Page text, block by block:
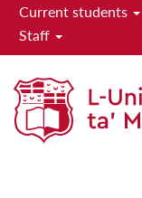
Current students
Staff
L-
Home| Services
History &